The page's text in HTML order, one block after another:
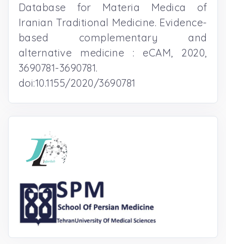
Database for Materia Medica of
Iranian Traditional Medicine. Evidence-
based complementary and
alternative medicine : eCAM, 2020,
3690781-3690781.
doi:10.1155/2020/3690781